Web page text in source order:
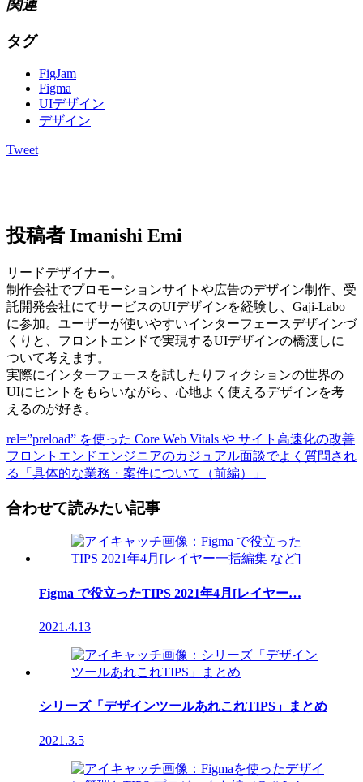
関連
タグ
FigJam
Figma
UIデザイン
デザイン
Tweet
投稿者 Imanishi Emi
リードデザイナー。
制作会社でプロモーションサイトや広告のデザイン制作、受
託開発会社にてサービスのUIデザインを経験し、Gaji-Labo
に参加。ユーザーが使いやすいインターフェースデザインづ
くりと、フロントエンドで実現するUIデザインの橋渡しに
ついて考えます。
実際にインターフェースを試したりフィクションの世界の
UIにヒントをもらいながら、心地よく使えるデザインを考
えるのが好き。
rel=”preload” を使った Core Web Vitals や サイト高速化の改善
フロントエンドエンジニアのカジュアル面談でよく質問され
る「具体的な業務・案件について（前編）」
合わせて読みたい記事
Figma で役立ったTIPS 2021年4月[レイヤー…
2021.4.13
シリーズ「デザインツールあれこれTIPS」まとめ
2021.3.5